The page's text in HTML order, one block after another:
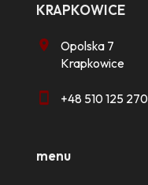
KRAPKOWICE
Opolska 7
Krapkowice
+48 510 125 270
menu